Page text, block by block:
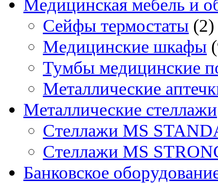
Медицинская мебель и
Сейфы термостаты (2)
Медицинские шкафы
Тумбы медицинские
Металлические
Металлические стеллажи
Стеллажи MS
Стеллажи MS
Банковское